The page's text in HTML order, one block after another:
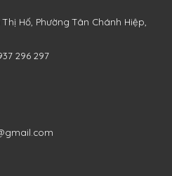
Hố, PhườngTân Chánh Hiệp,
296 297